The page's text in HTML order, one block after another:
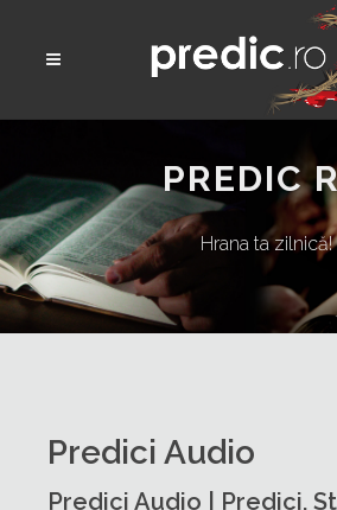
PREDIC
Hrana ta zilnică!
Predici Audio
Predici Audio | Predici,